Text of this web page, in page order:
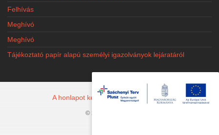
Felhívás
Meghívó
Meghívó
Tájékoztató papír alapú személyi igazolványok lejáratáról
A honlapot készítette: Jacobi Marketing
© 2026 Halmaj.hu